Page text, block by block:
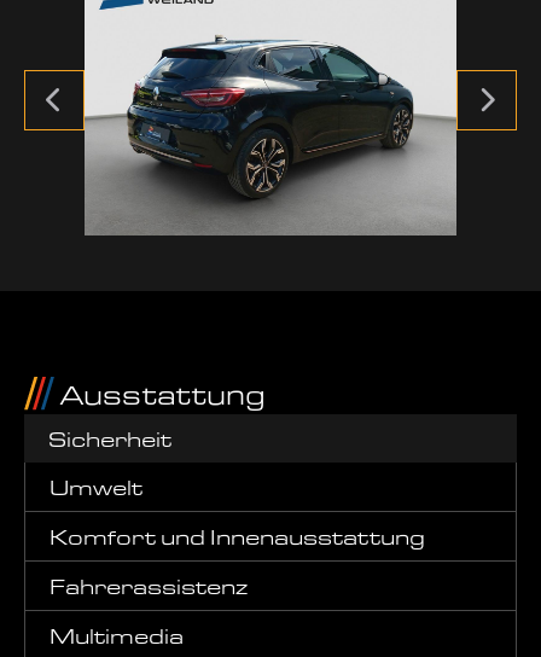
Ausstattung
Sicherheit
Umwelt
Komfort und Innenausstattung
Fahrerassistenz
Multimedia